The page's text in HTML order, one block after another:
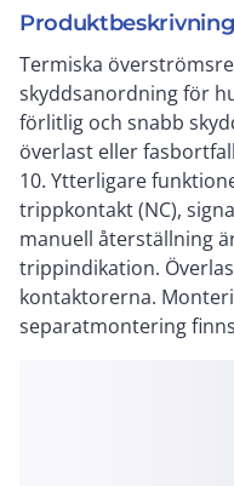
Produktbeskrivning
Termiska
skyddsanordning för
förlitlig och snabb
överlast eller
10. Ytterligare
trippkontakt (NC),
manuell återställning
trippindikation.
kontaktorerna.
separatmontering